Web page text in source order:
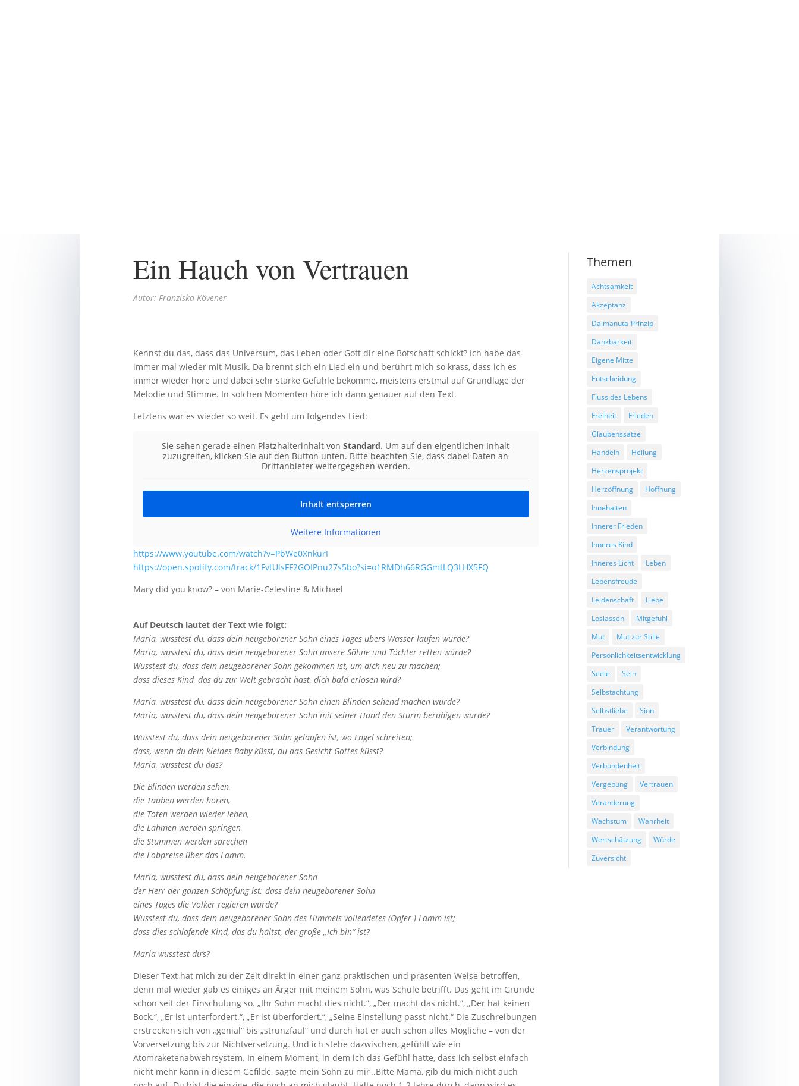
Ein Hauch von Vertrauen
Autor: Franziska Kövener
Kennst du das, dass das Universum, das Leben oder Gott dir eine Botschaft schickt? Ich habe das
immer mal wieder mit Musik. Da brennt sich ein Lied ein und berührt mich so krass, dass ich es
immer wieder höre und dabei sehr starke Gefühle bekomme, meistens erstmal auf Grundlage der
Melodie und Stimme. In solchen Momenten höre ich dann genauer auf den Text.
Letztens war es wieder so weit. Es geht um folgendes Lied:
Sie sehen gerade einen Platzhalterinhalt vonStandard. Um auf den eigentlichen Inhalt
zuzugreifen, klicken Sie auf den Button unten. Bitte beachten Sie, dass dabei Daten an
Drittanbieter weitergegeben werden.
Inhalt entsperren
Weitere Informationen
https://www.youtube.com/watch?v=PbWe0XnkurI
https://open.spotify.com/track/1FvtUlsFF2GOIPnu27s5bo?si=o1RMDh66RGGmtLQ3LHX5FQ
Mary did you know? – von Marie-Celestine & Michael
Auf Deutsch lautet der Text wie folgt:
Maria, wusstest du, dass dein neugeborener Sohn eines Tages übers Wasser laufen würde?
Maria, wusstest du, dass dein neugeborener Sohn unsere Söhne und Töchter retten würde?
Wusstest du, dass dein neugeborener Sohn gekommen ist, um dich neu zu machen;
dass dieses Kind, das du zur Welt gebracht hast, dich bald erlösen wird?
Maria, wusstest du, dass dein neugeborener Sohn einen Blinden sehend machen würde?
Maria, wusstest du, dass dein neugeborener Sohn mit seiner Hand den Sturm beruhigen würde?
Wusstest du, dass dein neugeborener Sohn gelaufen ist, wo Engel schreiten;
dass, wenn du dein kleines Baby küsst, du das Gesicht Gottes küsst?
Maria, wusstest du das?
Die Blinden werden sehen,
die Tauben werden hören,
die Toten werden wieder leben,
die Lahmen werden springen,
die Stummen werden sprechen
die Lobpreise über das Lamm.
Maria, wusstest du, dass dein neugeborener Sohn
der Herr der ganzen Schöpfung ist; dass dein neugeborener Sohn
eines Tages die Völker regieren würde?
Wusstest du, dass dein neugeborener Sohn des Himmels vollendetes (Opfer-) Lamm ist;
dass dies schlafende Kind, das du hältst, der große „Ich bin“ ist?
Maria wusstest du’s?
Dieser Text hat mich zu der Zeit direkt in einer ganz praktischen und präsenten Weise betroffen,
denn mal wieder gab es einiges an Ärger mit meinem Sohn, was Schule betrifft. Das geht im Grunde
schon seit der Einschulung so. „Ihr Sohn macht dies nicht.“, „Der macht das nicht.“, „Der hat keinen
Bock.“, „Er ist unterfordert.“, „Er ist überfordert.“, „Seine Einstellung passt nicht.“ Die Zuschreibungen
erstrecken sich von „genial“ bis „strunzfaul“ und durch hat er auch schon alles Mögliche – von der
Vorversetzung bis zur Nichtversetzung. Und ich stehe dazwischen, gefühlt wie ein
Atomraketenabwehrsystem. In einem Moment, in dem ich das Gefühl hatte, dass ich selbst einfach
nicht mehr kann in diesem Gefilde, sagte mein Sohn zu mir „Bitte Mama, gib du mich nicht auch
Themen
Achtsamkeit
Akzeptanz
Dalmanuta-Prinzip
Dankbarkeit
Eigene Mitte
Entscheidung
Fluss des Lebens
Freiheit
Frieden
Glaubenssätze
Handeln
Heilung
Herzensprojekt
Herzöffnung
Hoffnung
Innehalten
Innerer Frieden
Inneres Kind
Inneres Licht
Leben
Lebensfreude
Leidenschaft
Liebe
Loslassen
Mitgefühl
Mut
Mut zur Stille
Persönlichkeitsentwicklung
Seele
Sein
Selbstachtung
Selbstliebe
Sinn
Trauer
Verantwortung
Verbindung
Verbundenheit
Vergebung
Vertrauen
Veränderung
Wachstum
Wahrheit
Wertschätzung
Würde
Zuversicht